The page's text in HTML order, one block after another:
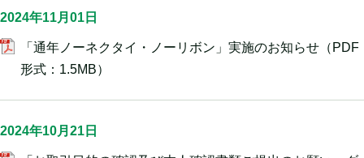
2024年11月01日
「通年ノーネクタイ・ノーリボン」実施のお知らせ （PDF
形式：1.5MB）
2024年10月21日